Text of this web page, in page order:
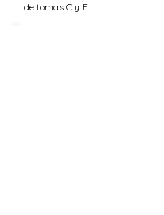
de tomas C y E.